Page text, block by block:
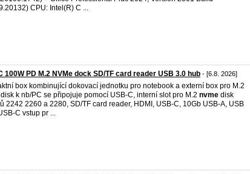
CPU: Intel(R) C ...
100W PD M.2 NVMe dock SD/TF card reader USB 3.0 hub - [6.8. 2026]
box kombinující dokovací jednotku pro notebook a externí box pro M.2
disk k nb/PC se připojuje pomocí USB-C, interní slot pro M.2 nvme disk
2242 2260 a 2280, SD/TF card reader, HDMI, USB-C, 10Gb USB-A, USB
C vstup pr ...